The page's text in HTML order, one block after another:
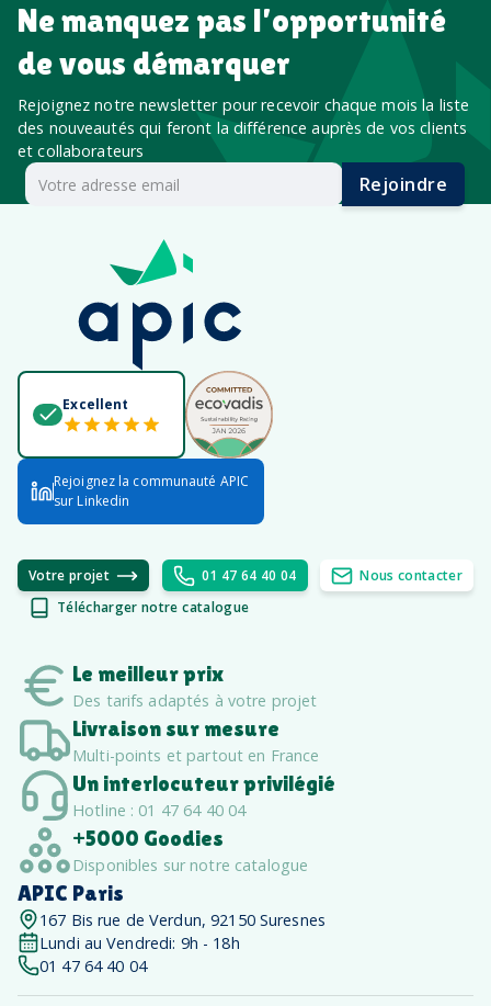
Ne manquez pas l’opportunité
de vous démarquer
Rejoignez notre newsletter pour recevoir chaque mois la liste
des nouveautés qui feront la différence auprès de vos clients
et collaborateurs
Rejoindre
Excellent
Rejoignez la communauté APIC
sur Linkedin
Votre projet 01 47 64 40 04
Nous contacter
Télécharger notre catalogue
Le meilleur prix
Des tarifs adaptés à votre projet
Livraison sur mesure
Multi-points et partout en France
Un interlocuteur privilégié
Hotline : 01 47 64 40 04
+5000 Goodies
Disponibles sur notre catalogue
APIC Paris
167 Bis rue de Verdun, 92150 Suresnes
Lundi au Vendredi: 9h - 18h
01 47 64 40 04